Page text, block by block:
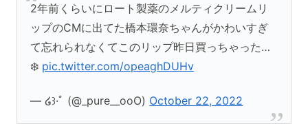
2年前くらいにロート製薬のメルティクリームリ
ップのCMに出てた橋本環奈ちゃんがかわいすぎ
て忘れられなくてこのリップ昨日買っちゃった…
❄️ pic.twitter.com/opeaghDUHv
— ໒꒱·ﾟ (@_pure__ooO) October 22, 2022